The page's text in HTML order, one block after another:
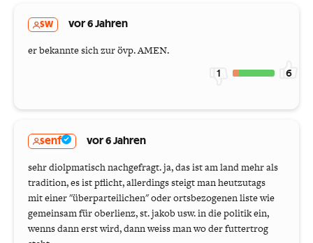
sw vor 6 Jahren
er bekannte sich zur övp. AMEN.
1 6
senf vor 6 Jahren
sehr diolpmatisch nachgefragt. ja, das ist am land mehr als
tradition, es ist pflicht, allerdings steigt man heutzutags
mit einer "überparteilichen" oder ortsbezogenen liste wie
gemeinsam für oberlienz, st. jakob usw. in die politik ein,
wenns dann erst wird, dann weiss man wo der futtertrog